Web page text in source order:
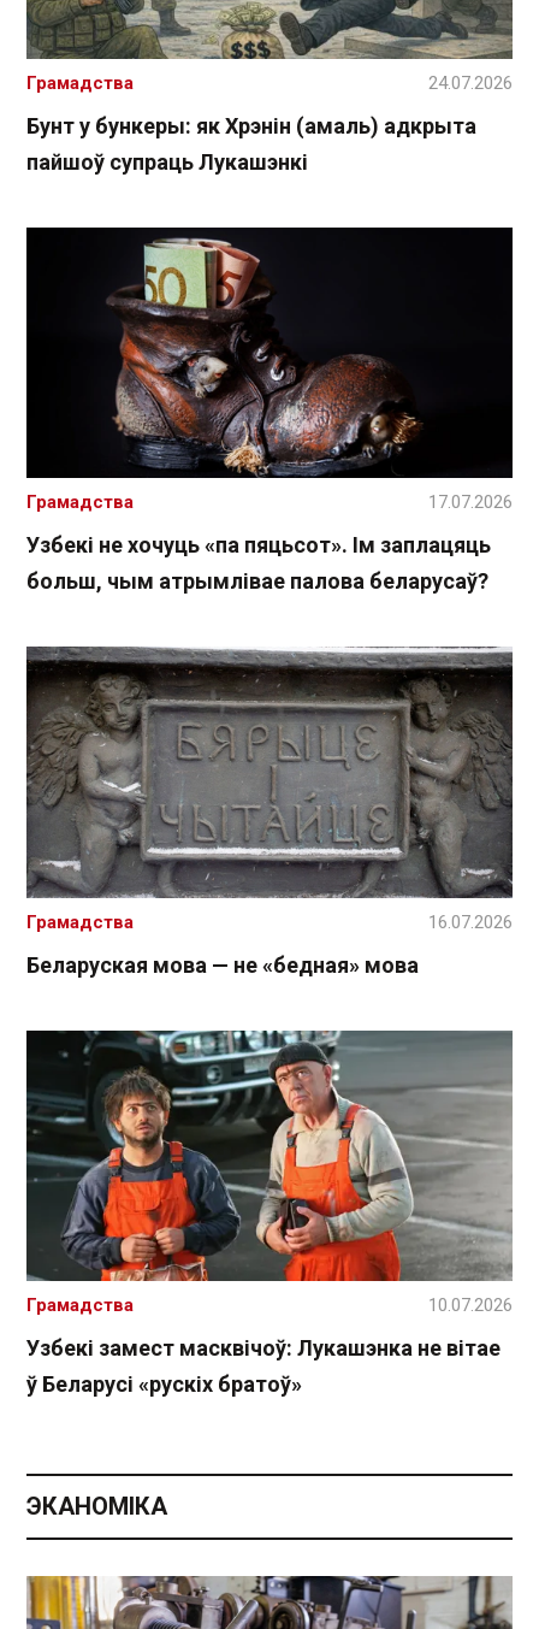
Бунт у бункеры: як Хрэнін (амаль) адкрыта
пайшоў супраць Лукашэнкі
Грамадства 24.07.2026
Узбекі не хочуць «па пяцьсот». Ім заплацяць
больш, чым атрымлівае палова беларусаў?
Грамадства 17.07.2026
Беларуская мова — не «бедная» мова
Грамадства 16.07.2026
Узбекі замест масквічоў: Лукашэнка не вітае
ў Беларусі «рускіх братоў»
Грамадства 10.07.2026
ЭКАНОМІКА